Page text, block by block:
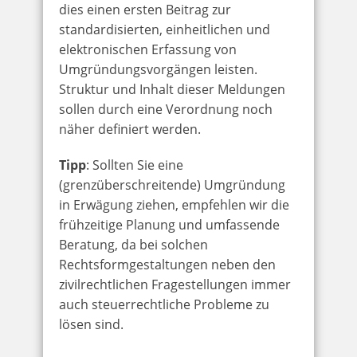
dies einen ersten Beitrag zur
standardisierten, einheitlichen und
elektronischen Erfassung von
Umgründungsvorgängen leisten.
Struktur und Inhalt dieser Meldungen
sollen durch eine Verordnung noch
näher definiert werden.
Tipp: Sollten Sie eine
(grenzüberschreitende) Umgründung
in Erwägung ziehen, empfehlen wir die
frühzeitige Planung und umfassende
Beratung, da bei solchen
Rechtsformgestaltungen neben den
zivilrechtlichen Fragestellungen immer
auch steuerrechtliche Probleme zu
lösen sind.